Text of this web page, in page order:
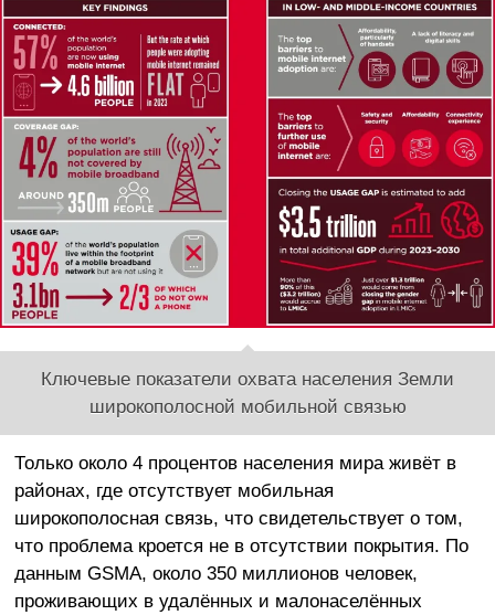
Ключевые показатели охвата населения Земли
широкополосной мобильной связью
Только около 4 процентов населения мира живёт в
районах, где отсутствует мобильная
широкополосная связь, что свидетельствует о том,
что проблема кроется не в отсутствии покрытия. По
данным GSMA, около 350 миллионов человек,
проживающих в удалённых и малонаселённых